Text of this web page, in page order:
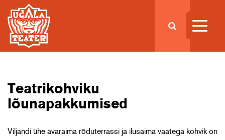
Teatrikohviku
lõunapakkumised
Viljandi ühe avaraima rõduterrassi ja ilusaima vaatega kohvik on